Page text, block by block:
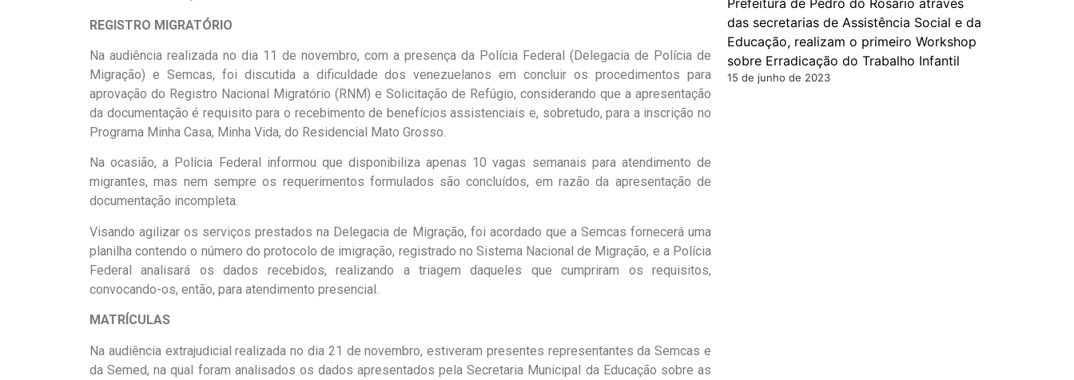
REGISTRO MIGRATÓRIO
Na audiência realizada no dia 11 de novembro, com a presença da Polícia Federal (Delegacia de Polícia de
Migração) e Semcas, foi discutida a dificuldade dos venezuelanos em concluir os procedimentos para
aprovação do Registro Nacional Migratório (RNM) e Solicitação de Refúgio, considerando que a apresentação
da documentação é requisito para o recebimento de benefícios assistenciais e, sobretudo, para a inscrição no
Programa Minha Casa, Minha Vida, do Residencial Mato Grosso.
Na ocasião, a Polícia Federal informou que disponibiliza apenas 10 vagas semanais para atendimento de
migrantes, mas nem sempre os requerimentos formulados são concluídos, em razão da apresentação de
documentação incompleta.
Visando agilizar os serviços prestados na Delegacia de Migração, foi acordado que a Semcas fornecerá uma
planilha contendo o número do protocolo de imigração, registrado no Sistema Nacional de Migração, e a Polícia
Federal analisará os dados recebidos, realizando a triagem daqueles que cumpriram os requisitos,
convocando-os, então, para atendimento presencial.
MATRÍCULAS
Na audiência extrajudicial realizada no dia 21 de novembro, estiveram presentes representantes da Semcas e
da Semed, na qual foram analisados os dados apresentados pela Secretaria Municipal da Educação sobre as
Prefeitura de Pedro do Rosário através
das secretarias de Assistência Social e da
Educação, realizam o primeiro Workshop
sobre Erradicação do Trabalho Infantil
15 de junho de 2023